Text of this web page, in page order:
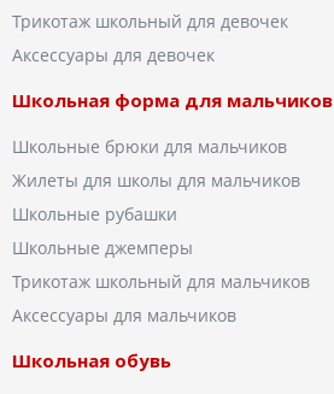
Трикотаж школьный для девочек
Аксессуары для девочек
Школьная форма для мальчиков
Школьные брюки для мальчиков
Жилеты для школы для мальчиков
Школьные рубашки
Школьные джемперы
Трикотаж школьный для мальчиков
Аксессуары для мальчиков
Школьная обувь